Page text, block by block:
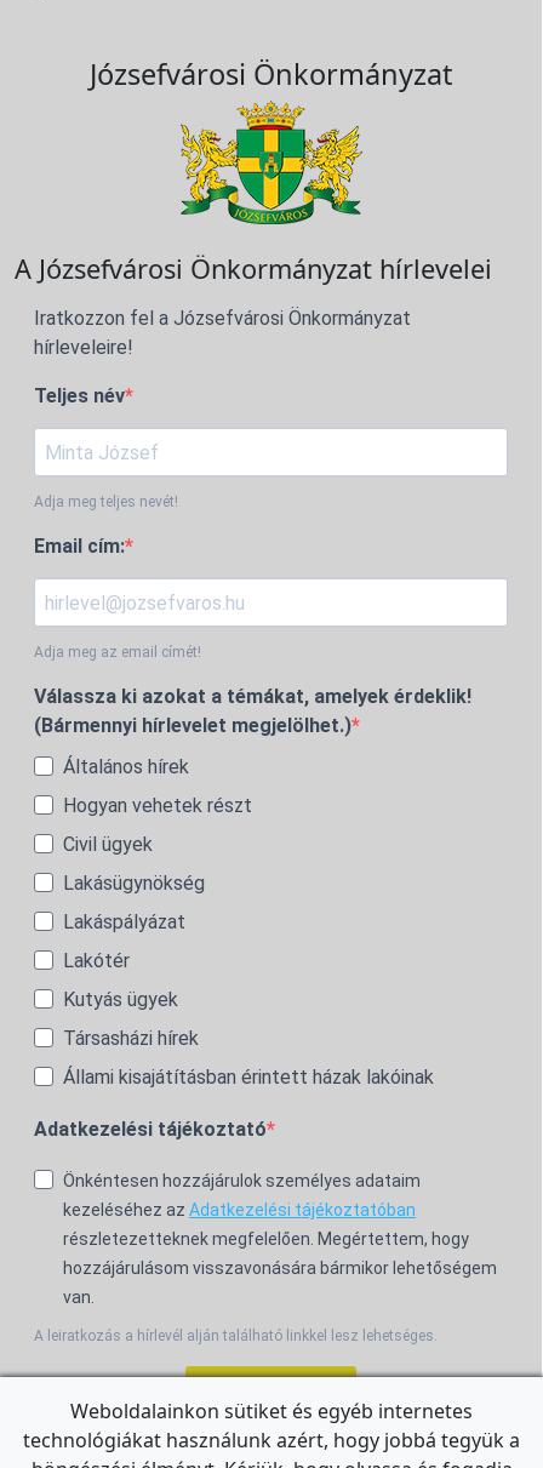
Józsefvárosi Önkormányzat
A Józsefvárosi Önkormányzat hírlevelei
Iratkozzon fel a Józsefvárosi Önkormányzat
hírleveleire!
Teljes név
Adja meg teljes nevét!
Email cím:
Adja meg az email címét!
Válassza ki azokat a témákat, amelyek érdeklik!
(Bármennyi hírlevelet megjelölhet.)
Általános hírek
Hogyan vehetek részt
Civil ügyek
Lakásügynökség
Lakáspályázat
Lakótér
Kutyás ügyek
Társasházi hírek
Állami kisajátításban érintett házak lakóinak
Adatkezelési tájékoztató
Önkéntesen hozzájárulok személyes adataim
kezeléséhez az Adatkezelési tájékoztatóban
részletezetteknek megfelelően. Megértettem, hogy
hozzájárulásom visszavonására bármikor lehetőségem
van.
A leiratkozás a hírlevél alján található linkkel lesz lehetséges.
For the English Newsletter, clickHERE.
Weboldalainkon sütiket és egyéb internetes
technológiákat használunk azért, hogy jobbá tegyük a